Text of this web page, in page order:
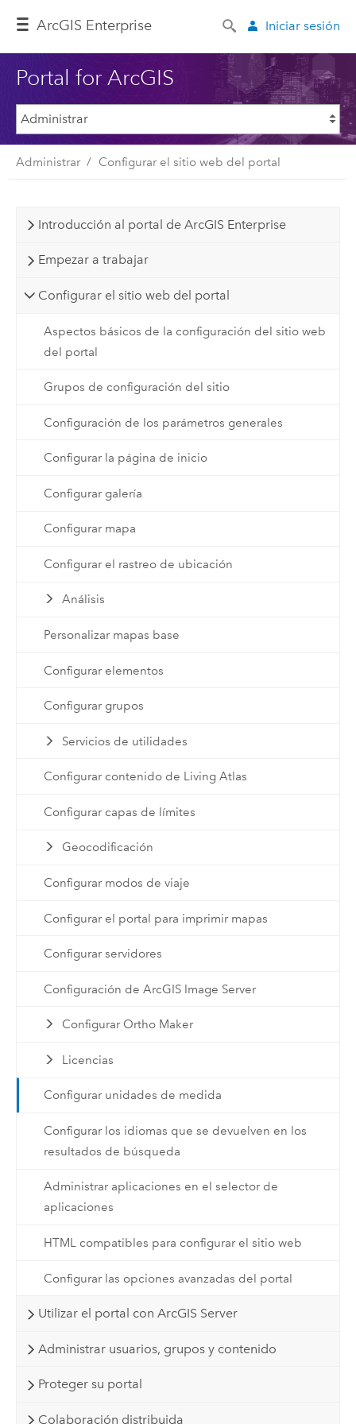
ArcGIS Enterprise Iniciar sesión
Portal for ArcGIS
Administrar Configurar el sitio web del portal
Introducción al portal de ArcGIS Enterprise
Empezar a trabajar
Configurar el sitio web del portal
Aspectos básicos de la configuración del sitio web
del portal
Grupos de configuración del sitio
Configuración de los parámetros generales
Configurar la página de inicio
Configurar galería
Configurar mapa
Configurar el rastreo de ubicación
Análisis
Personalizar mapas base
Configurar elementos
Configurar grupos
Servicios de utilidades
Configurar contenido de Living Atlas
Configurar capas de límites
Geocodificación
Configurar modos de viaje
Configurar el portal para imprimir mapas
Configurar servidores
Configuración de ArcGIS Image Server
Configurar Ortho Maker
Licencias
Configurar unidades de medida
Configurar los idiomas que se devuelven en los
resultados de búsqueda
Administrar aplicaciones en el selector de
aplicaciones
HTML compatibles para configurar el sitio web
Configurar las opciones avanzadas del portal
Utilizar el portal con ArcGIS Server
Administrar usuarios, grupos y contenido
Proteger su portal
Colaboración distribuida